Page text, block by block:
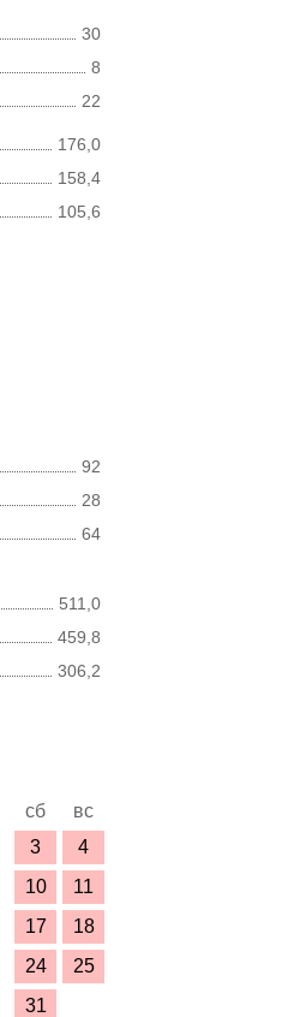
30
8
22
176,0
158,4
105,6
92
28
64
511,0
459,8
306,2
сб
вс
3
4
10
11
17
18
24
25
31